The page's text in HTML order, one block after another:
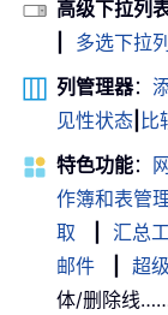
高级下拉列
多选下拉
列管理器：
见性状态 比
特色功能：
作簿和表管
取
汇总
邮件
超
体/删除线